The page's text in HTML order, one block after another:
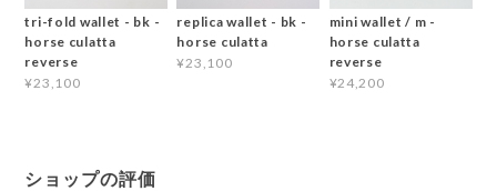
tri-fold wallet - bk -
horse culatta
reverse
¥23,100
replica wallet - bk -
horse culatta
¥23,100
mini wallet / m -
horse culatta
reverse
¥24,200
ショップの評価